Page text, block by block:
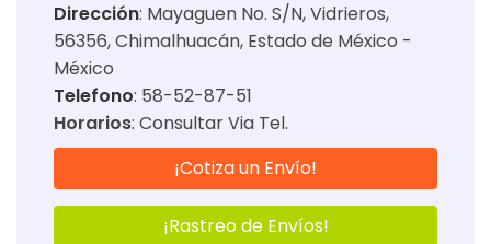
Dirección: Mayaguen No. S/N, Vidrieros,
56356, Chimalhuacán, Estado de México -
México
Telefono: 58-52-87-51
Horarios: Consultar Via Tel.
¡Cotiza un Envío!
¡Rastreo de Envíos!